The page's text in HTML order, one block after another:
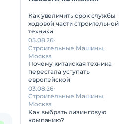
Как увеличить срок службы
ходовой части строительной
техники
05.08.26
Строительные Машины,
Москва
Почему китайская техника
перестала уступать
европейской
03.08.26
Строительные Машины,
Москва
Как выбрать лизинговую
компанию?